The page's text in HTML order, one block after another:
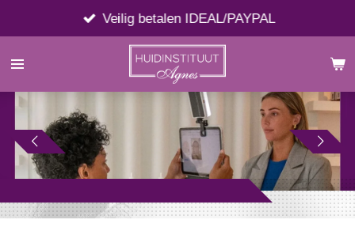
direct
naar
hoofdinhoud
Veilig betalen IDEAL/PAYPAL